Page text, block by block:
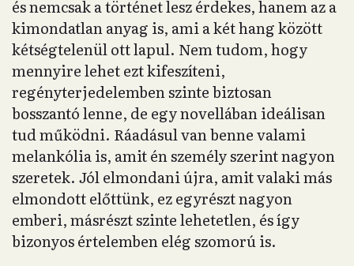
és nemcsak a történet lesz érdekes, hanem az a
kimondatlan anyag is, ami a két hang között
kétségtelenül ott lapul. Nem tudom, hogy
mennyire lehet ezt kifeszíteni,
regényterjedelemben szinte biztosan
bosszantó lenne, de egy novellában ideálisan
tud működni. Ráadásul van benne valami
melankólia is, amit én személy szerint nagyon
szeretek. Jól elmondani újra, amit valaki más
elmondott előttünk, ez egyrészt nagyon
emberi, másrészt szinte lehetetlen, és így
bizonyos értelemben elég szomorú is.